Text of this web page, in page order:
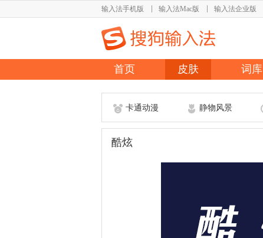
输入法手机版 输入法Mac版 输入法企业版
首页 皮肤 词库
卡通动漫 静物风景
酷炫